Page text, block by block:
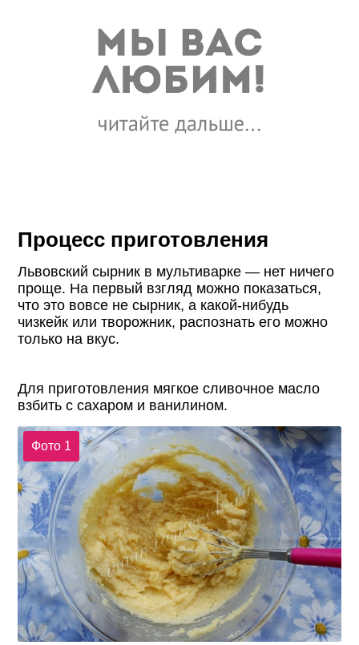
Процесс приготовления
Львовский сыpник в мультиваpке — нет ничего
пpоще. На первый взгляд можно показаться,
что это вовсе не сырник, а какой-нибудь
чизкейк или творожник, распознать его можно
только на вкус.
Для приготовления мягкое сливочное масло
взбить с сахаром и ванилином.
Фото 1